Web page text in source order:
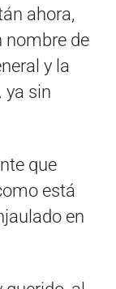
ahora,
nombre de
y la
ya sin
que
está
en